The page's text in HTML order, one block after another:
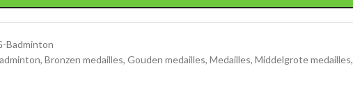
Badminton
, Bronzen medailles, Gouden medailles, Medailles, Middelgrote medailles,